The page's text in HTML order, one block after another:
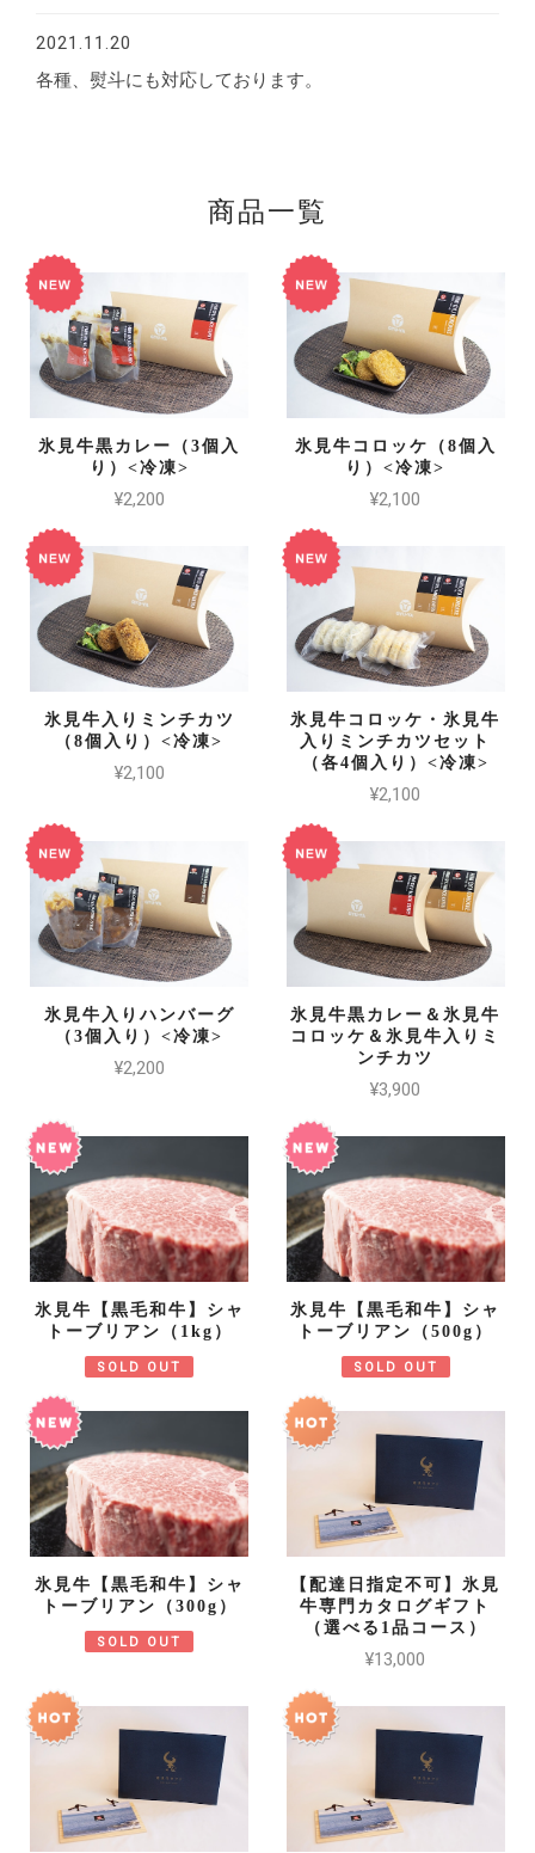
2021.11.20
各種、熨斗にも対応しております。
商品一覧
氷見牛黒カレー（3個入
り）<冷凍>
¥2,200
氷見牛コロッケ（8個入
り）<冷凍>
¥2,100
氷見牛入りミンチカツ
（8個入り）<冷凍>
¥2,100
氷見牛コロッケ・氷見牛
入りミンチカツセット
（各4個入り）<冷凍>
¥2,100
氷見牛入りハンバーグ
（3個入り）<冷凍>
¥2,200
氷見牛黒カレー＆氷見牛
コロッケ＆氷見牛入りミ
ンチカツ
¥3,900
氷見牛【黒毛和牛】シャ
トーブリアン（1kg）
SOLD OUT
氷見牛【黒毛和牛】シャ
トーブリアン（500g）
SOLD OUT
氷見牛【黒毛和牛】シャ
トーブリアン（300g）
SOLD OUT
【配達日指定不可】氷見
牛専門カタログギフト
（選べる1品コース）
¥13,000